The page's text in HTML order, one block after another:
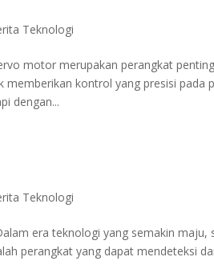
Teknologi
motor merupakan perangkat
memberikan kontrol yang presisi
dengan...
Teknologi
era teknologi yang semakin
perangkat yang dapat mendeteksi